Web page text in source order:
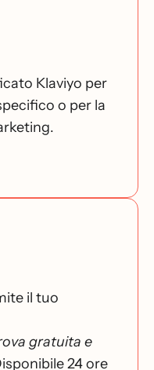
Klaviyo per
o per la
il tuo
gratuita e
24 ore